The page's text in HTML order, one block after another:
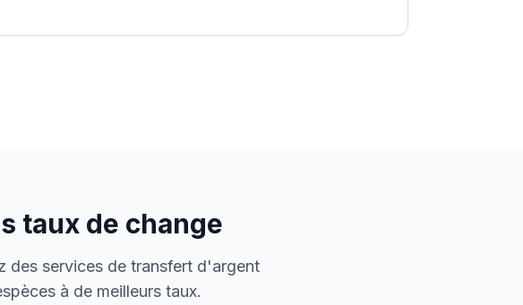
taux de change
des services de transfert d'argent
à de meilleurs taux.